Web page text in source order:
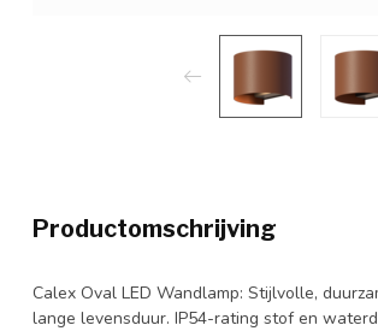
Productomschrijving
Calex Oval LED Wandlamp: Stijlvolle,
lange levensduur. IP54-rating stof en